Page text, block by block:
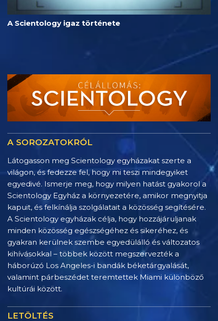
A Scientology igaz története
A SOROZATOKRÓL
Látogasson meg Scientology egyházakat szerte a
világon, és fedezze fel, hogy mi teszi mindegyiket
egyedivé. Ismerje meg, hogy milyen hatást gyakorol a
Scientology Egyház a környezetére, amikor megnyitja
kapuit, és felkínálja szolgálatait a közösség segítésére.
A Scientology egyházak célja, hogy hozzájáruljanak
minden közösség egészségéhez és sikeréhez, és
gyakran kerülnek szembe egyedülálló és változatos
kihívásokkal – többek között megszervezték a
háborúzó Los Angeles-i bandák béketárgyalását,
valamint párbeszédet teremtettek Miami különböző
kultúrái között.
LETÖLTÉS